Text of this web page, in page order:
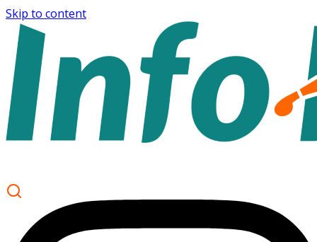
Skip to content